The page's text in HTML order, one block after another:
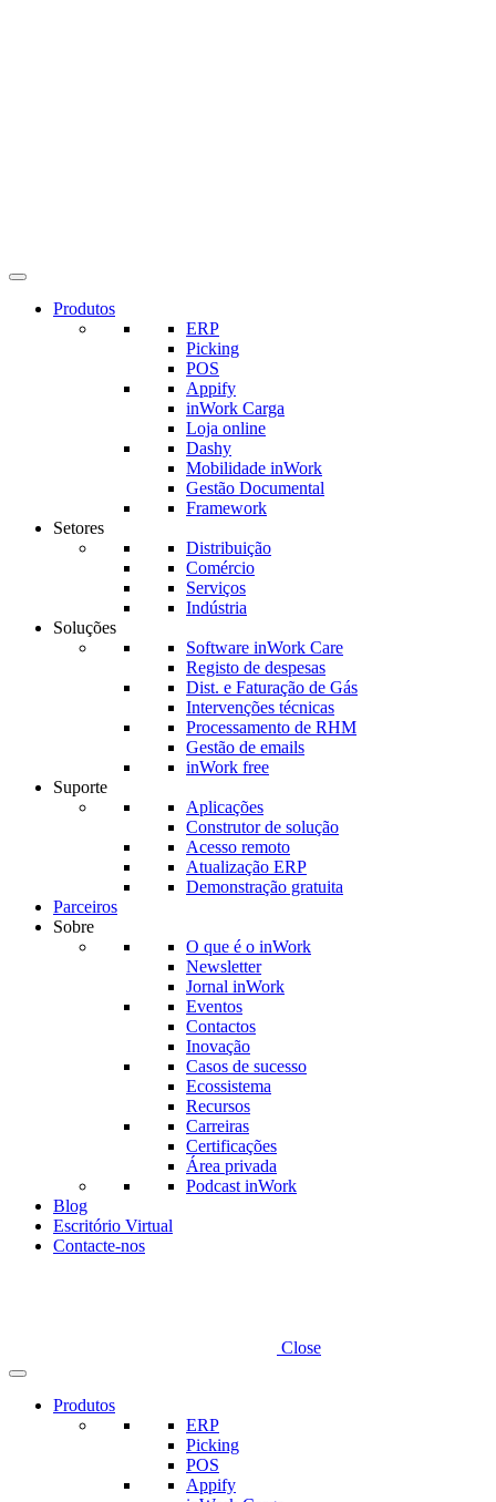
Produtos
ERP
Picking
POS
Appify
inWork Carga
Loja online
Dashy
Mobilidade inWork
Gestão Documental
Framework
Setores
Distribuição
Comércio
Serviços
Indústria
Soluções
Software inWork Care
Registo de despesas
Dist. e Faturação de Gás
Intervenções técnicas
Processamento de RHM
Gestão de emails
inWork free
Suporte
Aplicações
Construtor de solução
Acesso remoto
Atualização ERP
Demonstração gratuita
Parceiros
Sobre
O que é o inWork
Newsletter
Jornal inWork
Eventos
Contactos
Inovação
Casos de sucesso
Ecossistema
Recursos
Carreiras
Certificações
Área privada
Podcast inWork
Blog
Escritório Virtual
Contacte-nos
Close
Produtos
ERP
Picking
POS
Appify